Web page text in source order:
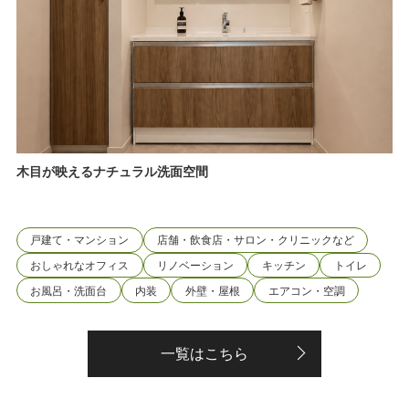
木目が映えるナチュラル洗面空間
戸建て・マンション
店舗・飲食店・サロン・クリニックなど
おしゃれなオフィス
リノベーション キッチン
トイレ
お風呂・洗面台
内装 外壁・屋根 エアコン・空調
一覧はこちら